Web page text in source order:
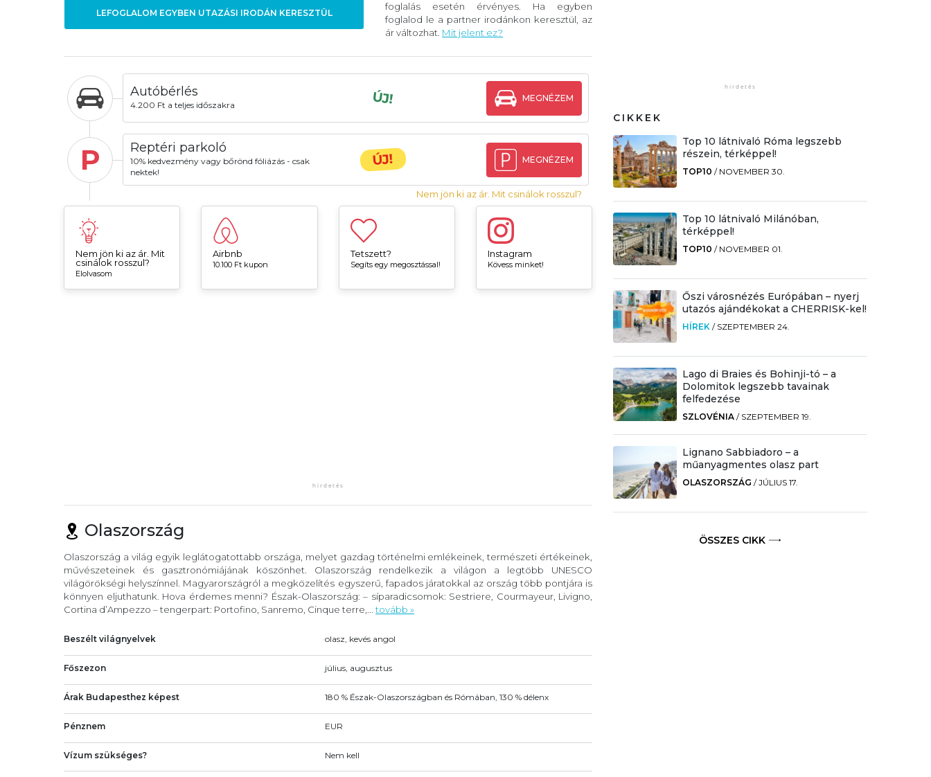
LEFOGLALOM EGYBEN UTAZÁSI IRODÁN KERESZTÜL
foglalás esetén érvényes. Ha egyben
foglalod le a partner irodánkon keresztül, az
ár változhat. Mit jelent ez?
Autóbérlés
4.200 Ft a teljes időszakra ÚJ! MEGNÉZEM
P Reptéri parkoló
10% kedvezmény vagy bőrönd fóliázás - csak
nektek!
ÚJ! MEGNÉZEM
Nem jön ki az ár. Mit csinálok rosszul?
Nem jön ki az ár. Mit
csinálok rosszul?
Elolvasom
Airbnb
10.100 Ft kupon
Tetszett?
Segíts egy megosztással!
Instagram
Kövess minket!
Olaszország
Olaszország a világ egyik leglátogatottabb országa, melyet gazdag történelmi emlékeinek, természeti értékeinek,
művészeteinek és gasztronómiájának köszönhet. Olaszország rendelkezik a világon a legtöbb UNESCO
világörökségi helyszínnel. Magyarországról a megközelítés egyszerű, fapados járatokkal az ország több pontjára is
könnyen eljuthatunk. Hova érdemes menni? Észak-Olaszország: – síparadicsomok: Sestriere, Courmayeur, Livigno,
Cortina d’Ampezzo – tengerpart: Portofino, Sanremo, Cinque terre,... tovább »
Beszélt világnyelvek olasz, kevés angol
Főszezon július, augusztus
Árak Budapesthez képest 180 % Észak-Olaszországban és Rómában, 130 % délenx
Pénznem EUR
Vízum szükséges? Nem kell
CIKKEK
Top 10 látnivaló Róma legszebb
részein, térképpel!
TOP10 / NOVEMBER 30.
Top 10 látnivaló Milánóban,
térképpel!
TOP10 / NOVEMBER 01.
Őszi városnézés Európában – nyerj
utazós ajándékokat a CHERRISK-kel!
HÍREK / SZEPTEMBER 24.
Lago di Braies és Bohinji-tó – a
Dolomitok legszebb tavainak
felfedezése
SZLOVÉNIA / SZEPTEMBER 19.
Lignano Sabbiadoro – a
műanyagmentes olasz part
OLASZORSZÁG /JÚLIUS 17.
ÖSSZES CIKK